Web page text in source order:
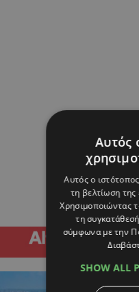
Αυτός
Αυτός ο
τη βελτίωση
Χρησιμοποιώντας
τη
σύμφωνα με την
SHOW ALL